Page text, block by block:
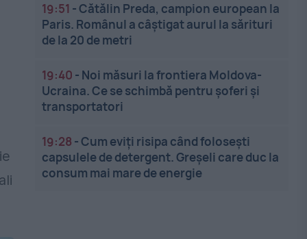
19:51 -Cătălin Preda, campion european la
Paris. Românul a câștigat aurul la sărituri
de la 20 de metri
19:40 - Noi măsuri la frontiera Moldova-
Ucraina. Ce se schimbă pentru șoferi și
transportatori
19:28 -Cum eviți risipa când folosești
capsulele de detergent. Greșeli care duc la
consum mai mare de energie